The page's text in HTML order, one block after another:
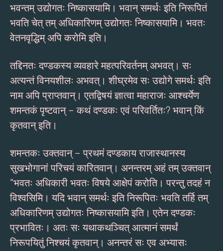
भवन्तम् उद्योगतः निष्कासयामि। भवान् समर्थः इति निरूपितं
भवति चेत् तम् अधिकारिणम् उद्योगतः निष्कासयामि। भवतः
वेतनवृद्धिम् अपि करोमि इति।
तद्दिनतः दण्डकस्य व्यवहारे महत्परिवर्तनम् अभवत्। सः
अत्यन्तं विनयशीलः अभवत्। शीघ्रमेव सः उद्योगे समर्थः इति
नाम अपि प्राप्तवान्। एतद्विषयं ज्ञात्वा महाराजः आश्चर्येण
शमन्तकं पृष्टवान् – कथं दण्डकः एवं परिवर्तितः? भवान् किं
कृतवान् इति।
शमन्तकः उक्तवान् – प्रथमं दण्डकाय राजास्थानस्य
सुखभोगानां परिचयं कारितवान्। अनन्तरम् अहं तम् उक्तवान्
“भवतः अधिकारी भवतः विषये आक्षेपं करोति। परन्तु तदहं न
विश्वसिमि। यदि भवान् समर्थः इति निरूपितः भवति तर्हि तम्
अधिकारिणम् उद्योगतः निष्कासयामि इति। एतेन दण्डकः
प्रभावितः। अतः सः यथाकथञ्चित् आत्मानं समर्थं
निरूपयितुं निश्चयं कृतवान्। अनन्तरं सः एव अभ्यासः